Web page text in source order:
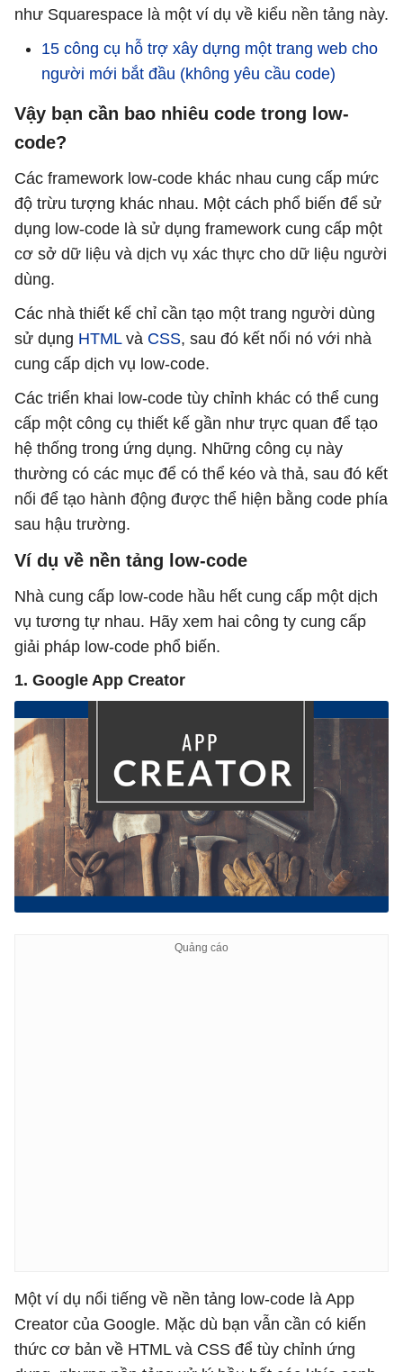
như Squarespace là một ví dụ về kiểu nền tảng này.
15 công cụ hỗ trợ xây dựng một trang web cho
người mới bắt đầu (không yêu cầu code)
Vậy bạn cần bao nhiêu code trong low-
code?
Các framework low-code khác nhau cung cấp mức
độ trừu tượng khác nhau. Một cách phổ biến để sử
dụng low-code là sử dụng framework cung cấp một
cơ sở dữ liệu và dịch vụ xác thực cho dữ liệu người
dùng.
Các nhà thiết kế chỉ cần tạo một trang người dùng
sử dụng HTMLvà CSS, sau đó kết nối nó với nhà
cung cấp dịch vụ low-code.
Các triển khai low-code tùy chỉnh khác có thể cung
cấp một công cụ thiết kế gần như trực quan để tạo
hệ thống trong ứng dụng. Những công cụ này
thường có các mục để có thể kéo và thả, sau đó kết
nối để tạo hành động được thể hiện bằng code phía
sau hậu trường.
Ví dụ về nền tảng low-code
Nhà cung cấp low-code hầu hết cung cấp một dịch
vụ tương tự nhau. Hãy xem hai công ty cung cấp
giải pháp low-code phổ biến.
1. Google App Creator
Một ví dụ nổi tiếng về nền tảng low-code là App
Creator của Google. Mặc dù bạn vẫn cần có kiến
thức cơ bản về HTML và CSS để tùy chỉnh ứng